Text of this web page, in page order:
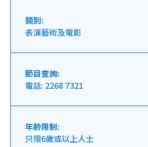
類別:
表演藝術及電影
節目查詢:
電話: 2268 7321
年齡限制:
只限6歲或以上人士